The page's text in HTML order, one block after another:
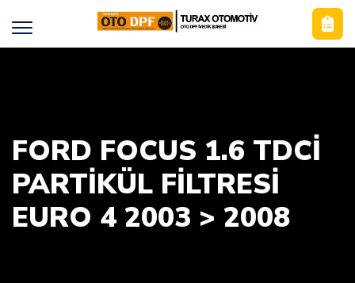
FORD FOCUS 1.6 TDCİ
PARTİKÜL FİLTRESİ
EURO 4 2003 > 2008